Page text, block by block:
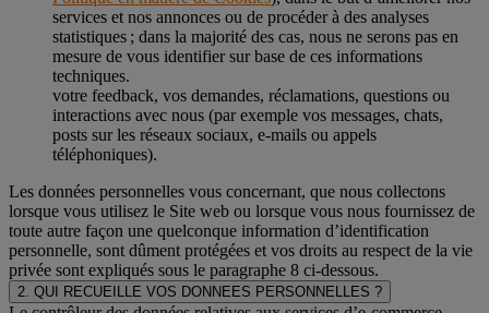
services et nos annonces ou de procéder à des analyses
statistiques ; dans la majorité des cas, nous ne serons pas en
mesure de vous identifier sur base de ces informations
techniques.
votre feedback, vos demandes, réclamations, questions ou
interactions avec nous (par exemple vos messages, chats,
posts sur les réseaux sociaux, e-mails ou appels
téléphoniques).
Les données personnelles vous concernant, que nous collectons
lorsque vous utilisez le Site web ou lorsque vous nous fournissez de
toute autre façon une quelconque information d’identification
personnelle, sont dûment protégées et vos droits au respect de la vie
privée sont expliqués sous le paragraphe 8 ci-dessous.
2. QUI RECUEILLE VOS DONNEES PERSONNELLES ?